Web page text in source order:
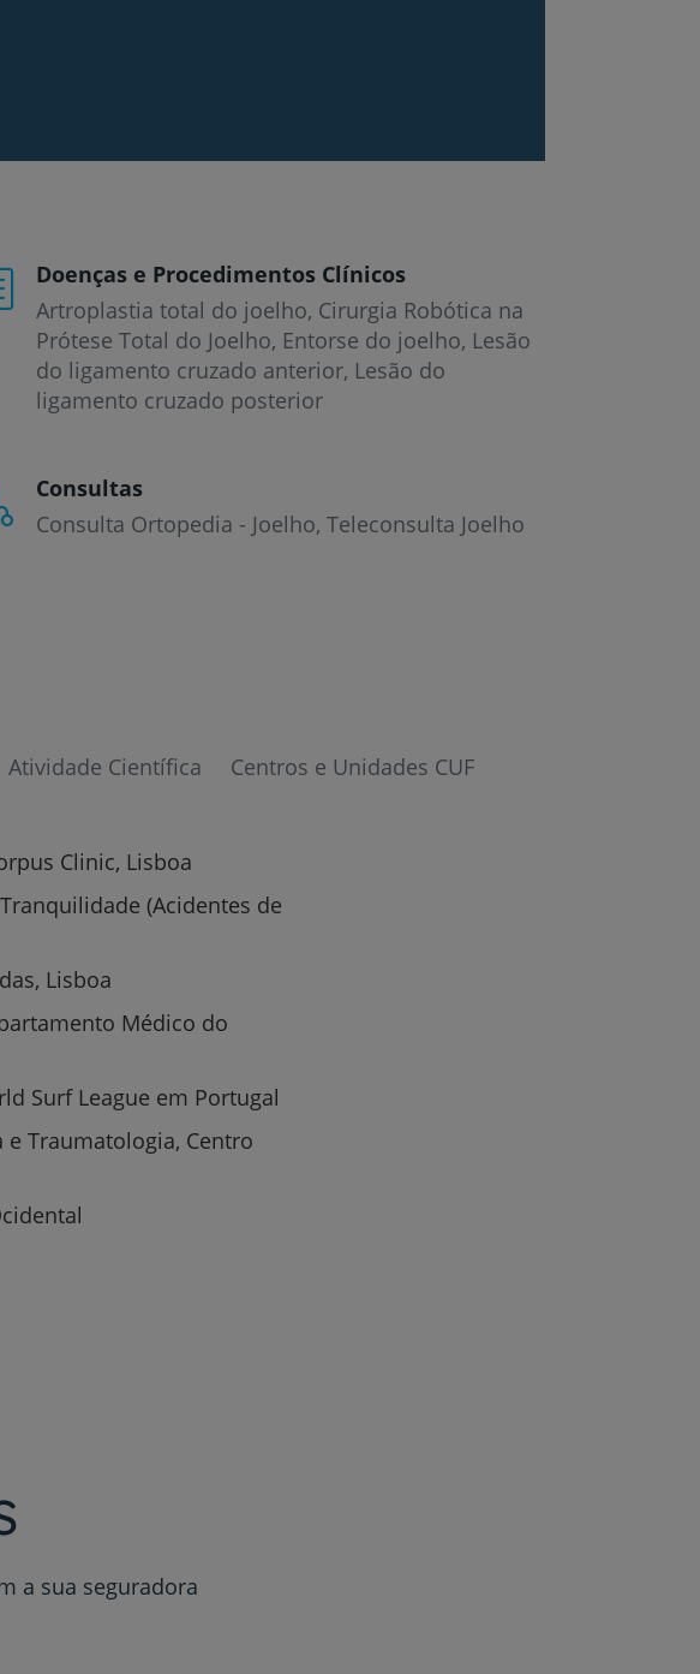
Doenças e Procedimentos Clínicos
Artroplastia total do joelho Cirurgia Robótica na
Prótese Total do Joelho Entorse do joelho Lesão
do ligamento cruzado anterior Lesão do
ligamento cruzado posterior
Consultas
Consulta Ortopedia - Joelho Teleconsulta Joelho
Atividade Científica Centros e Unidades CUF
Clinic, Lisboa
(Acidentes de
Lisboa
Médico do
Surf League em Portugal
Traumatologia, Centro
a sua seguradora